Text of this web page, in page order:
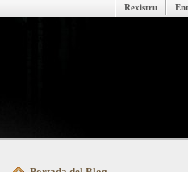
Rexistru